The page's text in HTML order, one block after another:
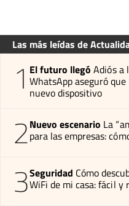
Las más leídas de
1 El futuro llegó Adiós a
WhatsApp aseguró
nuevo dispositivo
2Nuevo escenario La
para las empresas:
3Seguridad Cómo
WiFi de mi casa: fácil y